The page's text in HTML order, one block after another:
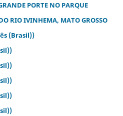
PORTE NO PARQUE
RIO IVINHEMA, MATO GROSSO
(Brasil))